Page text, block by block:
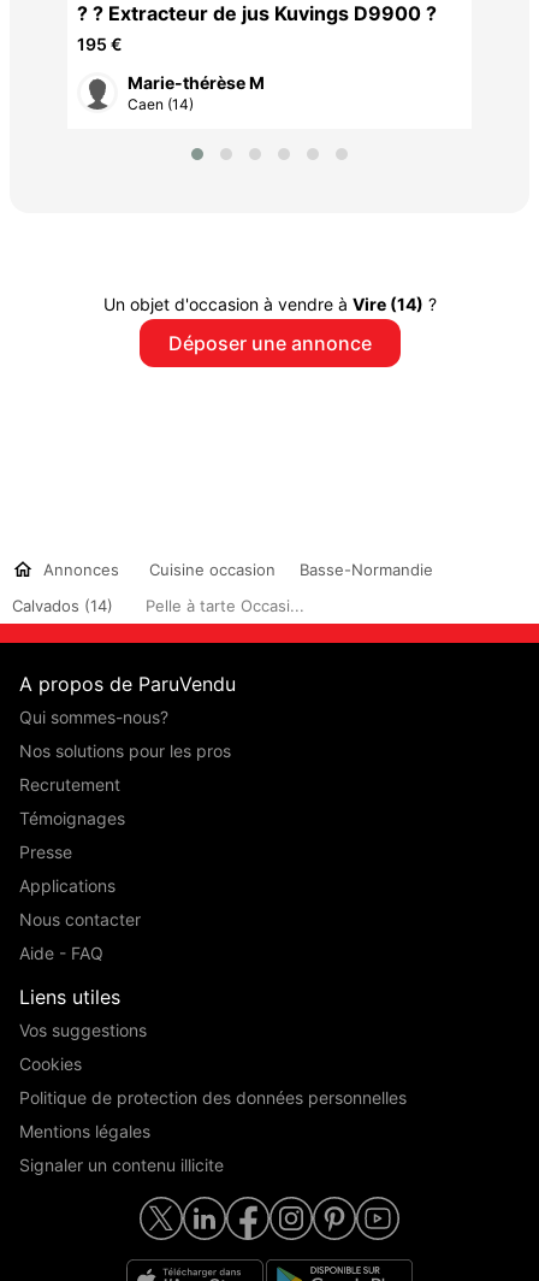
? ? Extracteur de jus Kuvings D9900 ?
195 €
Marie-thérèse M
Caen (14)
Un objet d'occasion à vendre à Vire (14) ?
Déposer une annonce
Annonces Cuisine occasion
Basse-Normandie
Calvados (14)
Pelle à tarte Occasi...
A propos de ParuVendu
Qui sommes-nous?
Nos solutions pour les pros
Recrutement
Témoignages
Presse
Applications
Nous contacter
Aide - FAQ
Liens utiles
Vos suggestions
Cookies
Politique de protection des données personnelles
Mentions légales
Signaler un contenu illicite